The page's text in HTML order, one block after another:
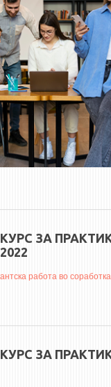
ЗА
работа во
ЗА